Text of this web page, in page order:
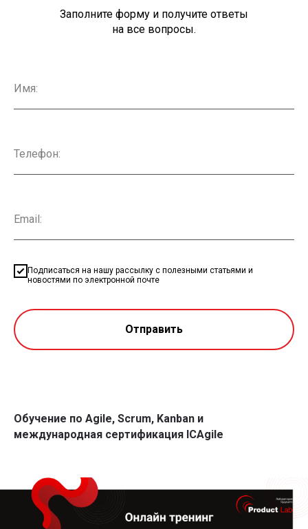
Заполните форму и получите ответы
на все вопросы.
Подписаться на нашу рассылку с полезными статьями и
новостями по электронной почте
Отправить
Обучение по Agile, Scrum, Kanban и
международная сертификация ICAgile